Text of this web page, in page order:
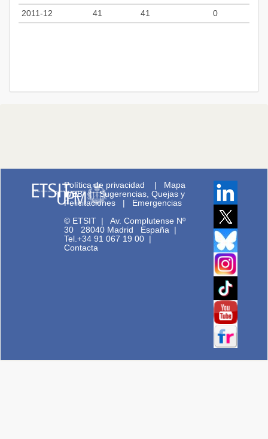
2011-12
41 41 0
Política de privacidad | Mapa
WEB|Sugerencias, Quejas y
Felicitaciones | Emergencias
© ETSIT |Av. Complutense Nº
30 28040 Madrid España |
Tel.+34 91 067 19 00 |
Contacta